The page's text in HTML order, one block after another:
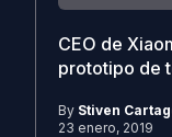
CEO de
prototipo de
By Stiven
23 enero, 2019